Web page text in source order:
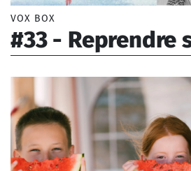
VOX BOX
#33 - Reprendre
Mozart Wolfgang Amadeus
Anne (1934-2020)